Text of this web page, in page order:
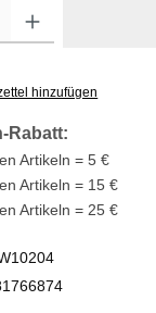
Gib den
hinzufügen
Rabatt:
Artikeln = 5 €
Artikeln = 15 €
Artikeln = 25 €